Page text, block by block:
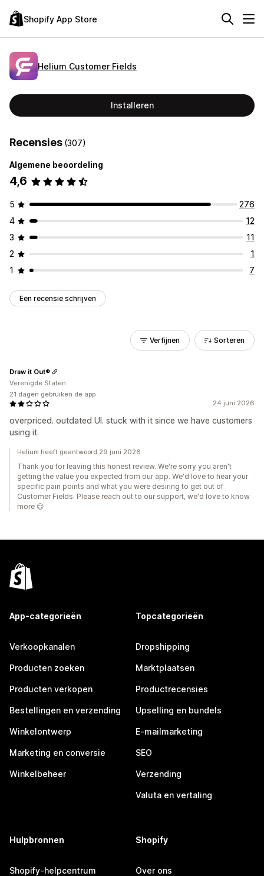
Shopify App Store
Helium Customer Fields
Installeren
Recensies (307)
Algemene beoordeling
4,6
5
276
4
12
3
11
2
1
1
7
Een recensie schrijven
Verfijnen Sorteren
24 juni 2026
overpriced. outdated UI. stuck with it since we have customers
using it.
Draw it Out®
Verenigde Staten
21 dagen gebruiken de app
Helium heeft geantwoord 29 juni 2026
Thank you for leaving this honest review. We're sorry you aren't
getting the value you expected from our app. We'd love to hear your
specific pain points and what you were desiring to get out of
Customer Fields. Please reach out to our support, we'd love to know
more 😊
App-categorieën
Verkoopkanalen
Producten zoeken
Producten verkopen
Bestellingen en verzending
Winkelontwerp
Marketing en conversie
Winkelbeheer
Topcategorieën
Dropshipping
Marktplaatsen
Productrecensies
Upselling en bundels
E-mailmarketing
SEO
Verzending
Valuta en vertaling
Hulpbronnen
Shopify-helpcentrum
Shopify
Over ons